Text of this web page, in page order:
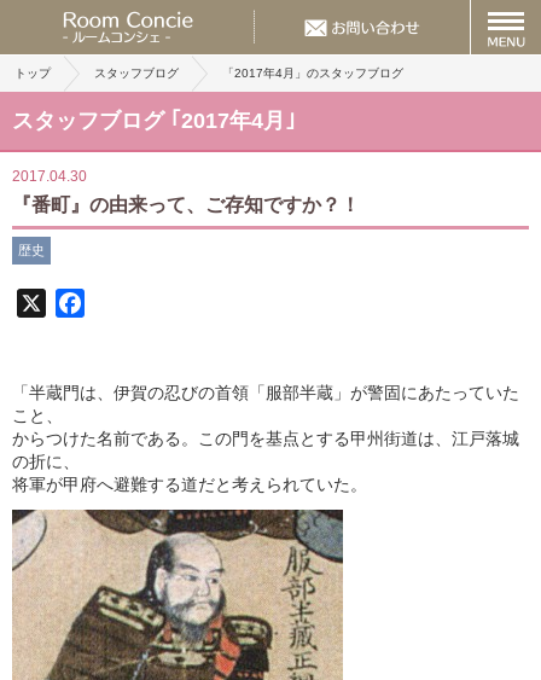
トップ スタッフブログ 「2017年4月」のスタッフブログ
スタッフブログ ｢2017年4月｣
2017.04.30
『番町』の由来って、ご存知ですか？！
歴史
「半蔵門は、伊賀の忍びの首領「服部半蔵」が警固にあたっていた
こと、
からつけた名前である。この門を基点とする甲州街道は、江戸落城
の折に、
将軍が甲府へ避難する道だと考えられていた。